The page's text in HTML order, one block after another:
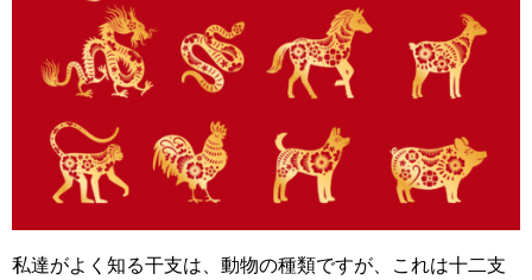
私達がよく知る干支は、動物の種類ですが、これは十二支